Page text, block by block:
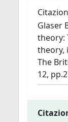
Glaser
theory:
theory,
The
12,